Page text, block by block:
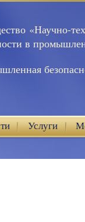
«Научно-
в
Услуги